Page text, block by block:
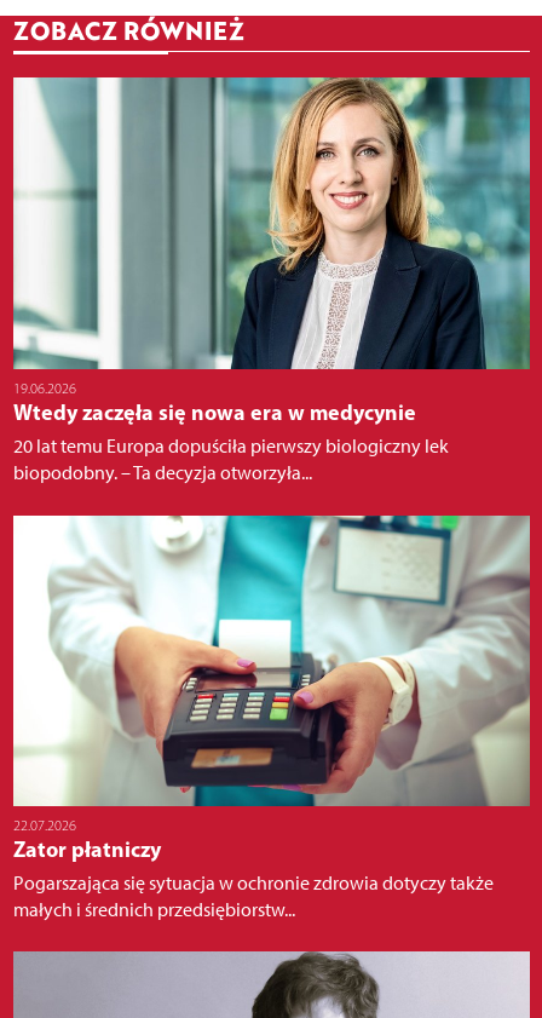
ZOBACZ RÓWNIEŻ
19.06.2026
Wtedy zaczęła się nowa era w medycynie
20 lat temu Europa dopuściła pierwszy biologiczny lek
biopodobny. – Ta decyzja otworzyła...
22.07.2026
Zator płatniczy
Pogarszająca się sytuacja w ochronie zdrowia dotyczy także
małych i średnich przedsiębiorstw...